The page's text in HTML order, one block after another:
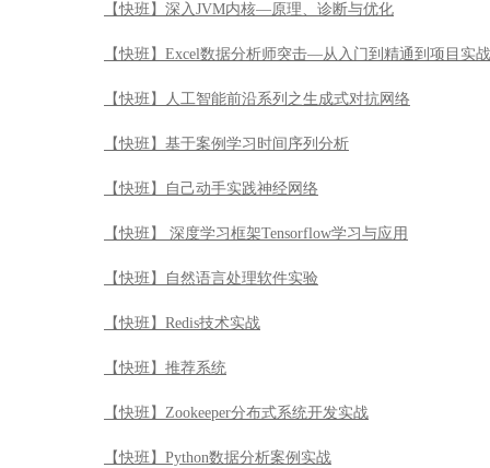
【快班】深入JVM内核—原理、诊断与优化
【快班】Excel数据分析师突击—从入门到精通到项目实战
【快班】人工智能前沿系列之生成式对抗网络
【快班】基于案例学习时间序列分析
【快班】自己动手实践神经网络
【快班】 深度学习框架Tensorflow学习与应用
【快班】自然语言处理软件实验
【快班】Redis技术实战
【快班】推荐系统
【快班】Zookeeper分布式系统开发实战
【快班】Python数据分析案例实战